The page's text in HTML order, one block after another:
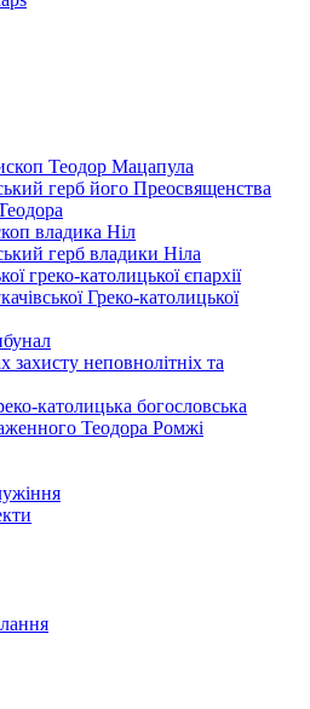
Теодор Мацапула
герб його Преосвященства
владика Ніл
герб владики Ніла
греко-католицької єпархії
Греко-католицької
захисту неповнолітніх та
католицька богословська
Теодора Ромжі